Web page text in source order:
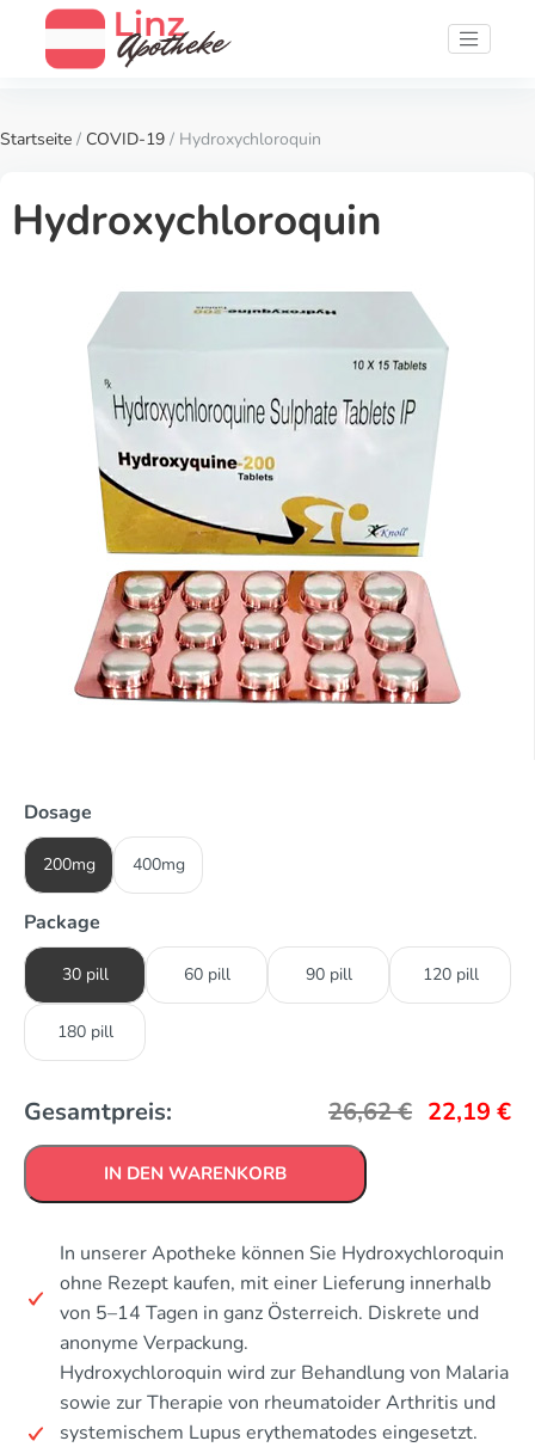
Startseite / COVID-19 / Hydroxychloroquin
Hydroxychloroquin
Dosage
200mg 400mg
Package
30 pill 60 pill 90 pill 120 pill
180 pill
Gesamtpreis: 26,62€ 22,19 €
IN DEN WARENKORB
In unserer Apotheke können Sie Hydroxychloroquin
ohne Rezept kaufen, mit einer Lieferung innerhalb
von 5–14 Tagen in ganz Österreich. Diskrete und
anonyme Verpackung.
Hydroxychloroquin wird zur Behandlung von Malaria
sowie zur Therapie von rheumatoider Arthritis und
systemischem Lupus erythematodes eingesetzt.